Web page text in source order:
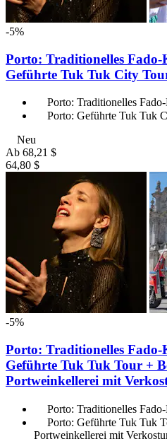
-5%
Porto: Traditionelles
Geführte Tuk Tuk City
Porto: Traditionelles
Porto: Geführte Tuk Tuk
Neu
Ab 68,21 $
64,80 $
-5%
Porto: Traditionelles
Geführte Tuk Tuk Tour +
Portweinkellerei mit
Porto: Traditionelles
Porto: Geführte Tuk Tuk
Portweinkellerei mit